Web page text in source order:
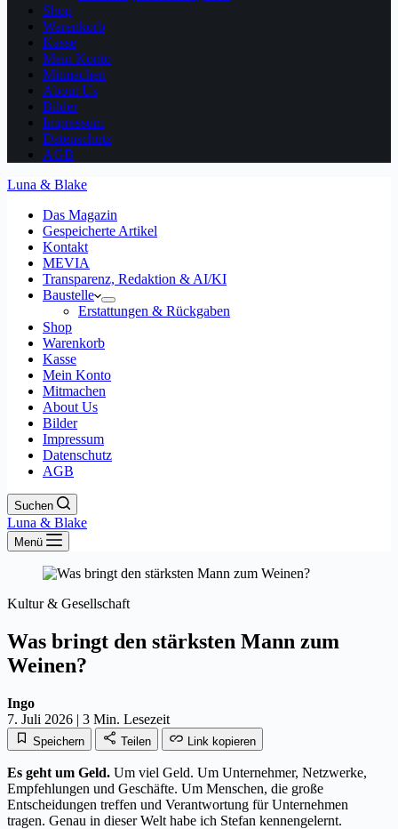
Shop
Warenkorb
Kasse
Mein Konto
Mitmachen
About Us
Bilder
Impressum
Datenschutz
AGB
Luna & Blake
Das Magazin
Gespeicherte Artikel
Kontakt
MEVIA
Transparenz, Redaktion & AI/KI
Baustelle
Erstattungen & Rückgaben
Shop
Warenkorb
Kasse
Mein Konto
Mitmachen
About Us
Bilder
Impressum
Datenschutz
AGB
Suchen
Luna & Blake
Menü
Kultur & Gesellschaft
Was bringt den stärksten Mann zum
Weinen?
Ingo
7. Juli 2026 | 3 Min. Lesezeit
Speichern Teilen Link kopieren
Es geht um Geld. Um viel Geld. Um Unternehmer, Netzwerke,
Empfehlungen und Geschäfte. Um Menschen, die große
Entscheidungen treffen und Verantwortung für Unternehmen
tragen. Genau in dieser Welt habe ich Stefan kennengelernt.